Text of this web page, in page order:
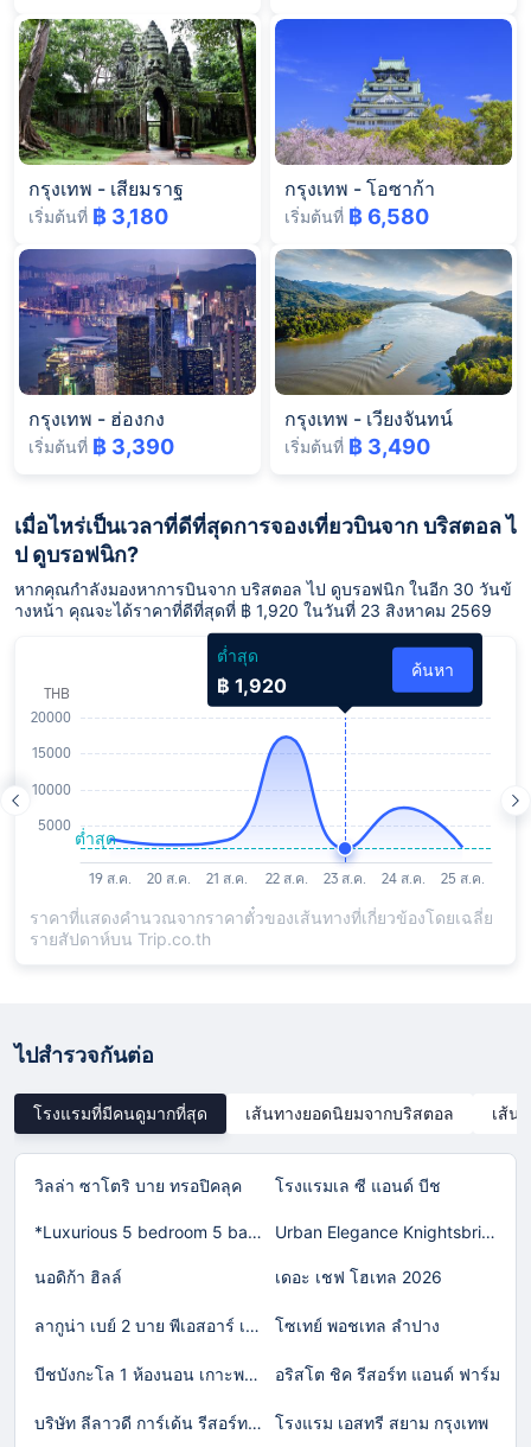
กรุงเทพ - เสียมราฐ
เริ่มต้นที่ ฿ 3,180
กรุงเทพ - โอซาก้า
เริ่มต้นที่ ฿ 6,580
กรุงเทพ - ฮ่องกง
เริ่มต้นที่ ฿ 3,390
กรุงเทพ - เวียงจันทน์
เริ่มต้นที่ ฿ 3,490
เมื่อไหร่เป็นเวลาที่ดีที่สุดการจองเที่ยวบินจาก บริสตอล ไ
ป ดูบรอฟนิก?
หากคุณกำลังมองหาการบินจาก บริสตอล ไป ดูบรอฟนิก ในอีก 30 วันข้
างหน้า คุณจะได้ราคาที่ดีที่สุดที่ ฿ 1,920 ในวันที่ 23 สิงหาคม 2569
ต่ำสุด
฿ 1,920
ค้นหา
ราคาที่แสดงคำนวณจากราคาตั๋วของเส้นทางที่เกี่ยวข้องโดยเฉลี่ย
รายสัปดาห์บน Trip.co.th
ไปสำรวจกันต่อ
โรงแรมที่มีคนดูมากที่สุด เส้นทางยอดนิยมจากบริสตอล เส้น
วิลล่า ซาโตริ บาย ทรอปิคลุค โรงแรมเล ซี แอนด์ บีช
*Luxurious 5 bedroom 5 bathroom Gym Views v138 Urban Elegance Knightsbridge BTS Bearing
นอดิก้า ฮิลล์ เดอะ เชฟ โฮเทล 2026
ลากูน่า เบย์ 2 บาย พีเอสอาร์ เอเชีย โซเทย์ พอชเทล ลำปาง
บีชบังกะโล 1 ห้องนอน เกาะพงัน เอสดีวี235 บาย สมุย ดรีม วิลล่า อริสโต ชิค รีสอร์ท แอนด์ ฟาร์ม
บริษัท ลีลาวดี การ์เด้น รีสอร์ท จำกัด โรงแรม เอสทรี สยาม กรุงเทพ